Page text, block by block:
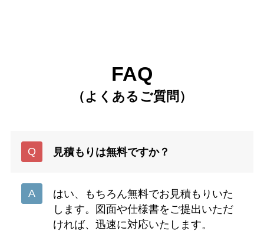
FAQ
（よくあるご質問）
見積もりは無料ですか？
はい、もちろん無料でお見積もりいた
します。図面や仕様書をご提出いただ
ければ、迅速に対応いたします。